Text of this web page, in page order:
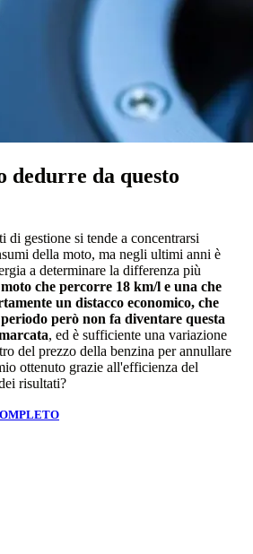
dedurre da questo
di gestione si tende a concentrarsi
della moto, ma negli ultimi anni è
a determinare la differenza più
che percorre 18 km/l e una che
un distacco economico, che
però non fa diventare questa
, ed è sufficiente una variazione
del prezzo della benzina per annullare
ottenuto grazie all'efficienza del
risultati?